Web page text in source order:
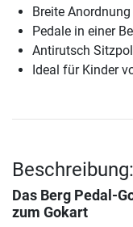
Breite
Pedale in einer
Antirutsch
Ideal für Kinder
Das Berg Pedal-
zum Gokart